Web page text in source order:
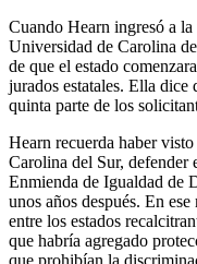
Cuando Hearn ingresó a
Universidad de Carolina
de que el estado comenzara
jurados estatales. Ella dice
quinta parte de los
Hearn recuerda haber
Carolina del Sur, defender
Enmienda de Igualdad de
unos años después. En
entre los estados
que habría agregado
que prohibían la